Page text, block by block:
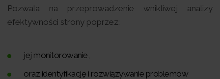
Pozwala na przeprowadzenie wnikliwej analizy
efektywności strony poprzez:
jej monitorowanie,
oraz identyfikację i rozwiązywanie problemów